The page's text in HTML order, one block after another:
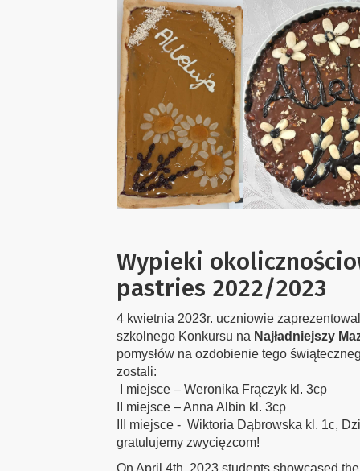
Wypieki
pastries 2022/2023
4 kwietnia 2023r. uczniowie
szkolnego Konkursu na Najładniejszy
pomysłów na ozdobienie tego
zostali:
I miejsce – Weronika Frączyk kl. 3cp
II miejsce – Anna Albin kl. 3cp
III miejsce - Wiktoria Dąbrowska kl. 1c,
gratulujemy zwycięzcom!
On April 4th, 2023 students showcased